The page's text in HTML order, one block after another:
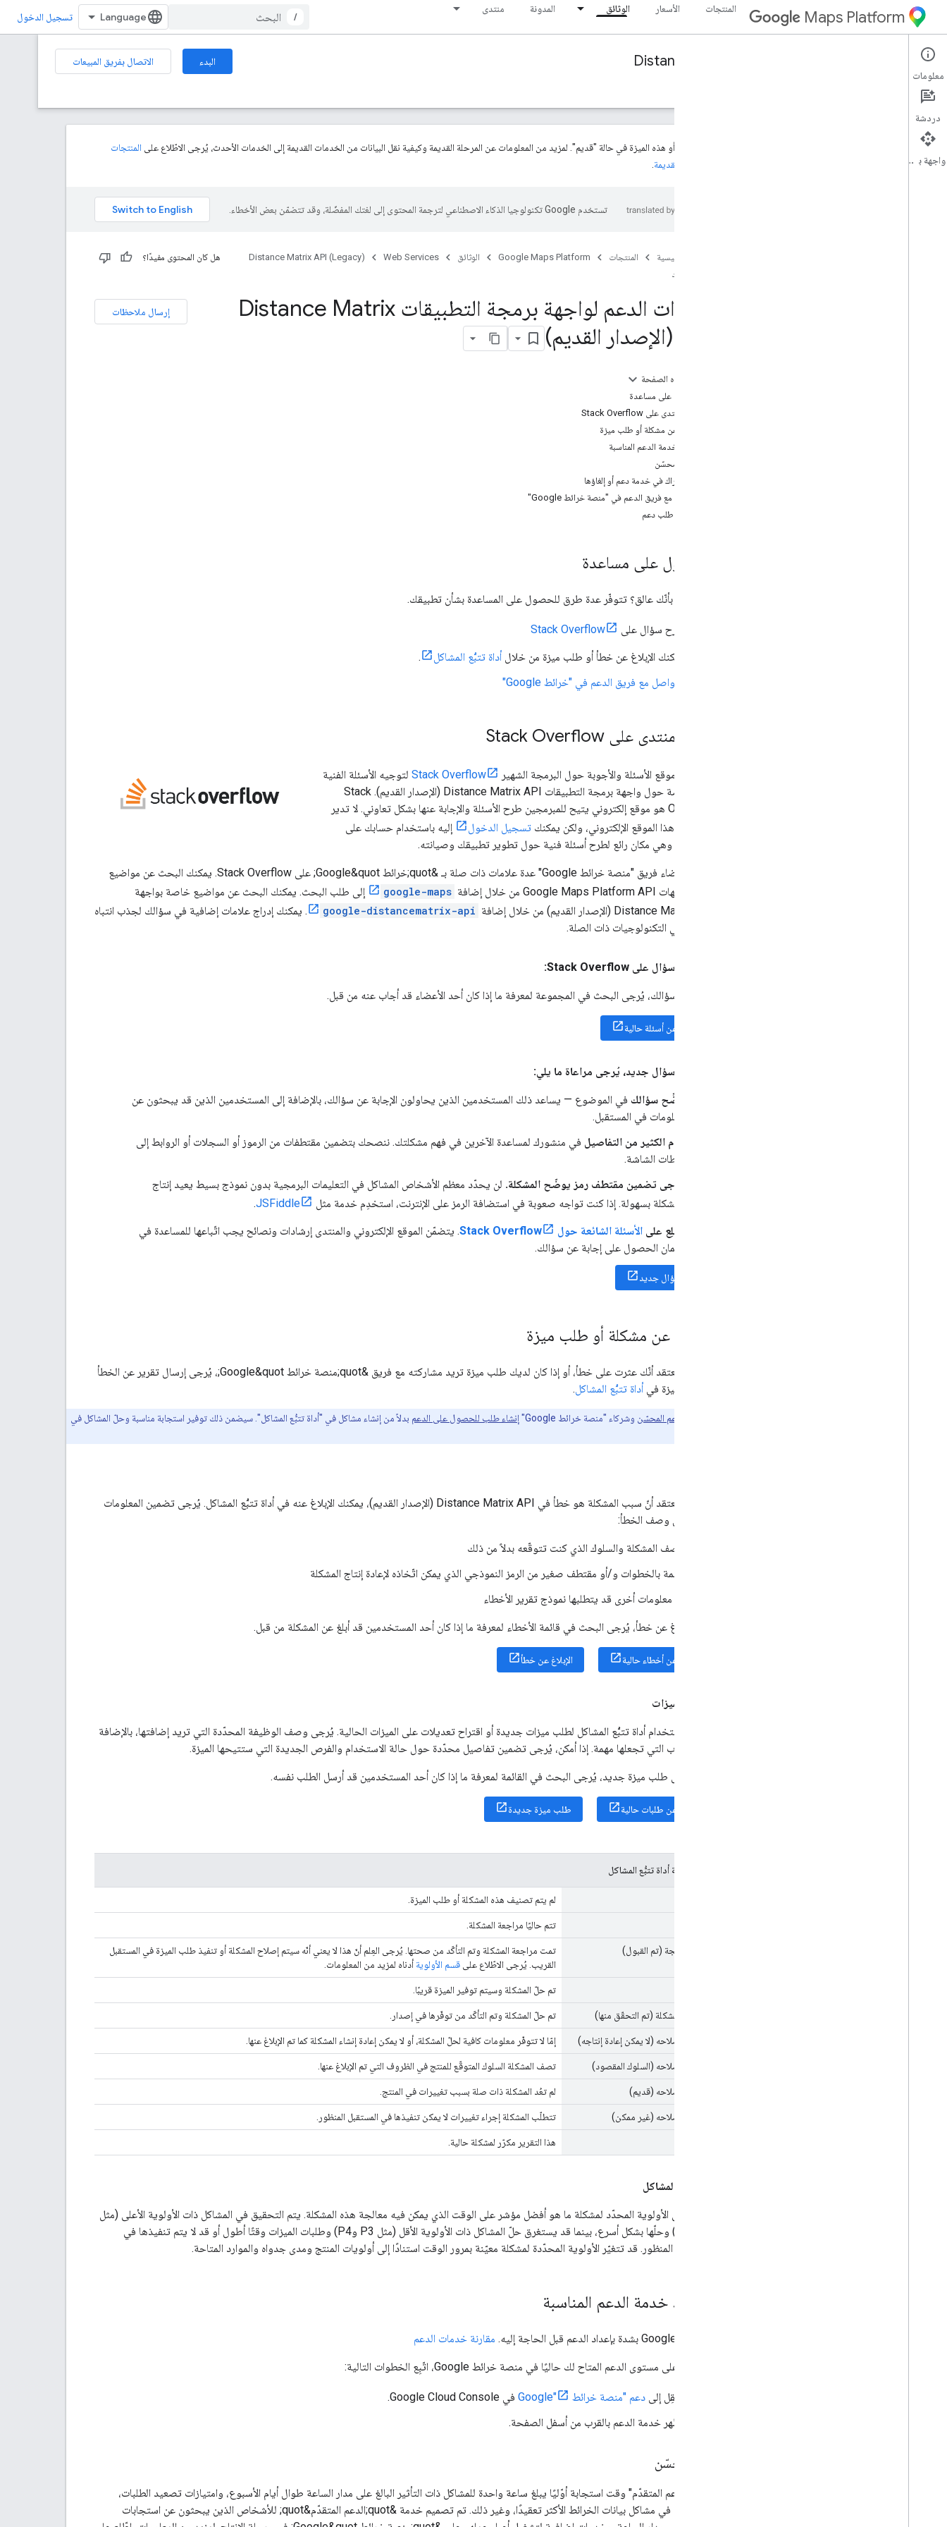
Maps Platform المنتجات الأسعار الوثائق المدونة منتدى
/ تسجيل الدخول
Web Services
Distance Matrix API (Legacy) البدء
الاتصال بفريق المبيعات
الأدلة
هذا المنتج أو هذه الميزة في حالة "قديم". لمزيد من المعلومات عن المرحلة القديمة وكيفية نقل البيانات من الخدمات القديمة إلى الخدمات الأحدث، يُرجى الاطّلاع على المنتجات
والميزات القديمة
تستخدم Google تكنولوجيا الذكاء الاصطناعي لترجمة المحتوى إلى لغتك المفضّلة، وقد تتضمّن بعض الأخطاء.
الصفحة الرئيسية المنتجات Google Maps Platform الوثائق Web Services
Distance Matrix API (Legacy)
الموارد
هل كان المحتوى مفيدًا؟
إرسال ملاحظات
خيارات الدعم لواجهة برمجة التطبيقات Distance Matrix
على هذه الصفحة
الحصول على مساعدة
دعم المنتدى على Stack Overflow
الإبلاغ عن مشكلة أو طلب ميزة
تحديد خدمة الدعم المناسبة
دعم محسّن
الاشتراك في خدمة دعم أو إلغاؤها
التواصل مع فريق الدعم في "منصة خرائط Google"
إنشاء طلب دعم
الحصول على مساعدة
هل تشعر بأنّك عالق؟ تتوفّر عدة طرق للحصول على المساعدة بشأن تطبيقك.
طرح سؤال على Stack Overflow
يمكنك الإبلاغ عن خطأ أو طلب ميزة من خلالأداة تتبُّع المشاكل
.
التواصل مع فريق الدعم في "خرائط Google"
دعم المنتدى على Stack Overflow
نستخدم موقع الأسئلة والأجوبة حول البرمجة الشهير Stack Overflow لتوجيه الأسئلة الفنية
المتخصصة حول واجهة برمجة التطبيقات Distance Matrix API (الإصدار القديم). ‫Stack
Overflow هو موقع إلكتروني يتيح للمبرمجين طرح الأسئلة والإجابة عنها بشكل تعاوني. لا تدير
تسجيل الدخول
إليه باستخدام حسابك على
يراقب أعضاء فريق "منصة خرائط Google" عدة علامات ذات صلة بـ &quot;خرائط Google&quot; على Stack Overflow. يمكنك البحث عن مواضيع
حول واجهات Google Maps Platform API من خلال إضافة
google-maps
إلى طلب البحث. يمكنك البحث عن مواضيع خاصة بواجهة
Distance Matrix API (الإصدار القديم) من خلال إضافة
google-distancematrix-api
. يمكنك إدراج علامات إضافية في سؤالك لجذب انتباه
الخبراء في التكنولوجيات ذات الصلة.
قبل نشر سؤال على Stack Overflow:
قبل نشر سؤالك، يُرجى البحث في المجموعة لمعرفة ما إذا كان أحد الأعضاء قد أجاب عنه من قبل.
البحث عن أسئلة حالية
عند نشر سؤال جديد، يُرجى مراعاة ما يلي:
وضِّح سؤالك في الموضوع — يساعد ذلك المستخدمين الذين يحاولون الإجابة عن سؤالك، بالإضافة إلى المستخدمين الذين قد يبحثون عن
معلومات في المستقبل.
قدِّم الكثير من التفاصيل في منشورك لمساعدة الآخرين في فهم مشكلتك. ننصحك بتضمين مقتطفات من الرموز أو السجلات أو الروابط إلى
لقطات الشاشة.
يُرجى تضمين مقتطف رمز يوضّح المشكلة. لن يحدّد معظم الأشخاص المشاكل في التعليمات البرمجية بدون نموذج بسيط يعيد إنتاج
المشكلة بسهولة. إذا كنت تواجه صعوبة في استضافة الرمز على الإنترنت، استخدِم خدمة مثل
JSFiddle
.
اطّلِع على الأسئلة الشائعة حول Stack Overflow
. يتضمّن الموقع الإلكتروني والمنتدى إرشادات ونصائح يجب اتّباعها للمساعدة في
ضمان الحصول على إجابة عن سؤالك.
طرح سؤال جديد
الإبلاغ عن مشكلة أو طلب ميزة
إذا كنت تعتقد أنّك عثرت على خطأ، أو إذا كان لديك طلب ميزة تريد مشاركته مع فريق &quot;منصة خرائط Google&quot;، يُرجى إرسال تقرير عن الخطأ
أو طلب ميزة فيأداة تتبُّع المشاكل.
الدعم المحسّن وشركاء "منصة خرائط Google" إنشاء طلب للحصول على الدعم بدلاً من إنشاء مشاكل في "أداة تتبُّع المشاكل". سيضمن ذلك توفير استجابة مناسبة وحلّ المشاكل في
إذا كنت تعتقد أنّ سبب المشكلة هو خطأ في Distance Matrix API (الإصدار القديم)، يمكنك الإبلاغ عنه في أداة تتبُّع المشاكل. يُرجى تضمين المعلومات
التالية في وصف الخطأ:
وصف المشكلة والسلوك الذي كنت تتوقّعه بدلاً من ذلك
قائمة بالخطوات و/أو مقتطف صغير من الرمز النموذجي الذي يمكن اتّخاذه لإعادة إنتاج المشكلة
أي معلومات أخرى قد يتطلبها نموذج تقرير الأخطاء
قبل الإبلاغ عن خطأ، يُرجى البحث في قائمة الأخطاء لمعرفة ما إذا كان أحد المستخدمين قد أبلغ عن المشكلة من قبل.
البحث عن أخطاء حالية الإبلاغ عن خطأ
طلبات الميزات
يمكنك استخدام أداة تتبُّع المشاكل لطلب ميزات جديدة أو اقتراح تعديلات على الميزات الحالية. يُرجى وصف الوظيفة المحدّدة التي تريد إضافتها، بالإضافة
إلى الأسباب التي تجعلها مهمة. إذا أمكن، يُرجى تضمين تفاصيل محدّدة حول حالة الاستخدام والفرص الجديدة التي ستتيحها الميزة.
قبل إرسال طلب ميزة جديد، يُرجى البحث في القائمة لمعرفة ما إذا كان أحد المستخدمين قد أرسل الطلب نفسه.
البحث عن طلبات حالية طلب ميزة جديدة
رموز حالة أداة تتبُّع المشاكل
لم يتم تصنيف هذه المشكلة أو طلب الميزة.
تتم حاليًا مراجعة المشكلة.
قيد المعالجة (تم القبول)
تمت مراجعة المشكلة وتم التأكّد من صحتها. يُرجى العِلم أنّ هذا لا يعني أنّه سيتم إصلاح المشكلة أو تنفيذ طلب الميزة في المستقبل
القريب. يُرجى الاطّلاع على قسم الأولوية أدناه لمزيد من المعلومات.
تم حلّ المشكلة وسيتم توفير الميزة قريبًا.
تم حلّ المشكلة (تم التحقّق منها) تم حلّ المشكلة وتم التأكّد من توفّرها في إصدار.
لن يتم إصلاحه (لا يمكن إعادة إنتاجه) إمّا لا تتوفّر معلومات كافية لحلّ المشكلة، أو لا يمكن إعادة إنشاء المشكلة كما تم الإبلاغ عنها.
لن يتم إصلاحه (السلوك المقصود) تصف المشكلة السلوك المتوقّع للمنتج في الظروف التي تم الإبلاغ عنها.
لن يتم إصلاحه (قديم) لم تعُد المشكلة ذات صلة بسبب تغييرات في المنتج.
لن يتم إصلاحه (غير ممكن) تتطلّب المشكلة إجراء تغييرات لا يمكن تنفيذها في المستقبل المنظور.
هذا التقرير مكرّر لمشكلة حالية.
أولويات المشاكل
إنّ مستوى الأولوية المحدّد لمشكلة ما هو أفضل مؤشر على الوقت الذي يمكن فيه معالجة هذه المشكلة. يتم التحقيق في المشاكل ذات الأولوية الأعلى (مثل
P1 وP2) وحلّها بشكل أسرع، بينما قد يستغرق حلّ المشاكل ذات الأولوية الأقل (مثل P3 وP4) وطلبات الميزات وقتًا أطول أو قد لا يتم تنفيذها في
المستقبل المنظور. قد تتغيّر الأولوية المحدّدة لمشكلة معيّنة بمرور الوقت استنادًا إلى أولويات المنتج ومدى جدواه والموارد المتاحة.
تحديد خدمة الدعم المناسبة
مقارنة خدمات الدعم
للاطّلاع على مستوى الدعم المتاح لك حاليًا في منصة خرائط Google، اتّبِع الخطوات التالية:
انتقِل إلى دعم "منصة خرائط Google"
في Google Cloud Console.
تظهر خدمة الدعم بالقرب من أسفل الصفحة.
دعم محسّن
يوفّر "الدعم المتقدّم" وقت استجابة أوّليًا يبلغ ساعة واحدة للمشاكل ذات التأثير البالغ على مدار الساعة طوال أيام الأسبوع، وامتيازات تصعيد الطلبات،
والتحقيق في مشاكل بيانات الخرائط الأكثر تعقيدًا، وغير ذلك. تم تصميم خدمة &quot;الدعم المتقدّم&quot; للأشخاص الذين يبحثون عن استجابات
معلومات
دردشة
واجهة برمجة التطبيقات